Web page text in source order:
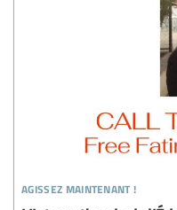
agissez maintenant !